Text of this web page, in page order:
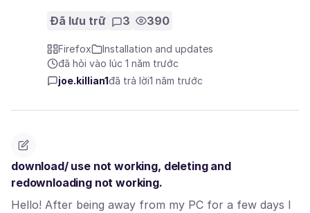
Đã lưu trữ 3 390
Firefox
Installation and updates
đã hỏi vào lúc 1 năm trước
joe.killian1đã trả lời1 năm trước
download/ use not working, deleting and
redownloading not working.
Hello! After being away from my PC for a few days I